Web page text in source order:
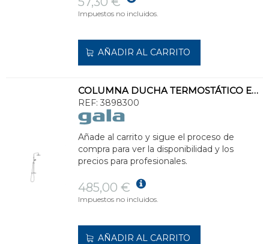
Impuestos no incluidos.
AÑADIR AL CARRITO
COLUMNA DUCHA TERMOSTÁTICO EXTENSIBLE ONIS
REF: 3898300
Añade al carrito y sigue el proceso de
compra para ver la disponibilidad y los
precios para profesionales.
485,00 €
Impuestos no incluidos.
AÑADIR AL CARRITO